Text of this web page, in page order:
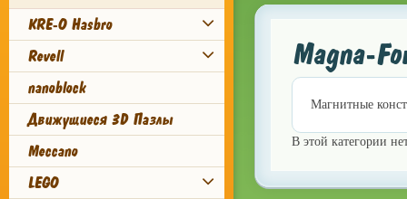
KRE-O Hasbro
Revell
nanoblock
Движущиеся 3D Пазлы
Meccano
LEGO
Magna-
Магнитные
В этой категории